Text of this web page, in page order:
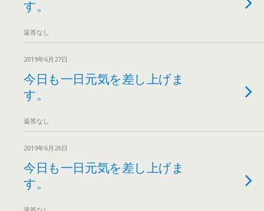
す。
返答なし
2019年6月27日
今日も一日元気を差し上げま
す。
返答なし
2019年6月26日
今日も一日元気を差し上げま
す。